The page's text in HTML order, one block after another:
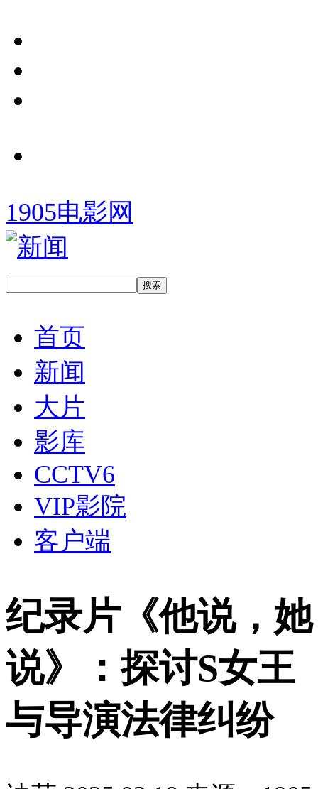
1905电影网
首页
新闻
大片
影库
CCTV6
VIP影院
客户端
纪录片《他说，她
说》：探讨S女王
与导演法律纠纷